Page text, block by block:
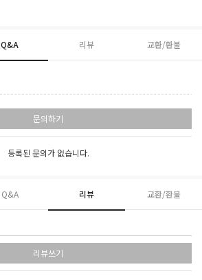
Q&A 리뷰 교환/환불
문의하기
등록된 문의가 없습니다.
Q&A 리뷰 교환/환불
리뷰쓰기